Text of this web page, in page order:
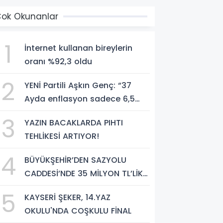
Okunanlar
1
İnternet kullanan bireylerin
oranı %92,3 oldu
2
YENİ Partili Aşkın Genç: “37
Ayda enflasyon sadece 6,5
ödedi”
3
YAZIN BACAKLARDA PIHTI
TEHLİKESİ ARTIYOR!
4
BÜYÜKŞEHİR’DEN SAZYOLU
CADDESİ’NDE 35 MİLYON TL’LİK
5
KAYSERİ ŞEKER, 14.YAZ
OKULU'NDA COŞKULU FİNAL